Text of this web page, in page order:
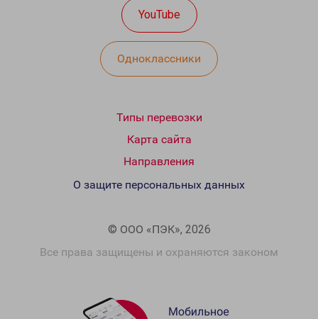
YouTube
Одноклассники
Типы перевозки
Карта сайта
Направления
© ООО «ПЭК», 2026
Все права защищены и охраняются законом
О защите персональных данных